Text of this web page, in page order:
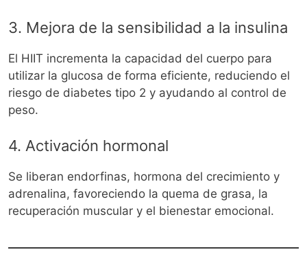
3. Mejora de la sensibilidad a la insulina
El HIIT incrementa la capacidad del cuerpo para
utilizar la glucosa de forma eficiente, reduciendo el
riesgo de diabetes tipo 2 y ayudando al control de
peso.
4. Activación hormonal
Se liberan endorfinas, hormona del crecimiento y
adrenalina, favoreciendo la quema de grasa, la
recuperación muscular y el bienestar emocional.